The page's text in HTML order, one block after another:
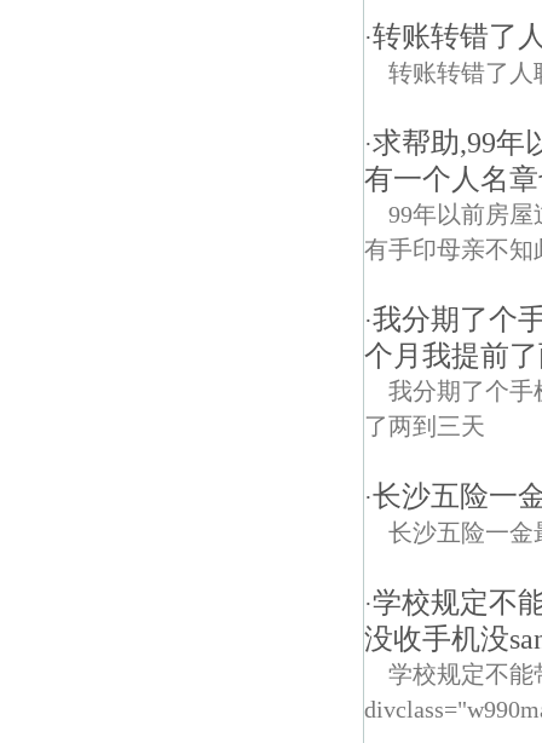
·转账转错了
转账转错了人
·求帮助,99年
有一个人名
99年以前房
有手印母亲不知
·我分期了个
个月我提前
我分期了个手
了两到三天
·长沙五险一
长沙五险一金
·学校规定不
没收手机没
学校规定不能